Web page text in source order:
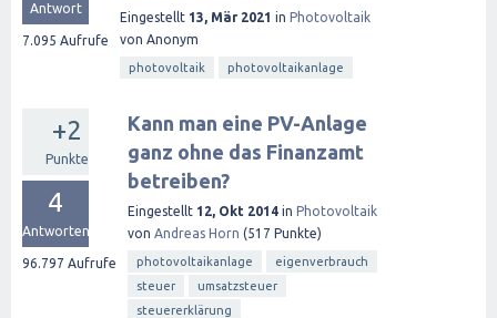
Antwort
7.095 Aufrufe
Eingestellt 13, Mär 2021 in Photovoltaik
von Anonym
photovoltaik photovoltaikanlage
+2
Punkte
4
Antworten
96.797 Aufrufe
Kann man eine PV-Anlage
ganz ohne das Finanzamt
betreiben?
Eingestellt 12, Okt 2014 in Photovoltaik
von Andreas Horn (517 Punkte)
photovoltaikanlage
eigenverbrauch
steuer
umsatzsteuer
steuererklärung